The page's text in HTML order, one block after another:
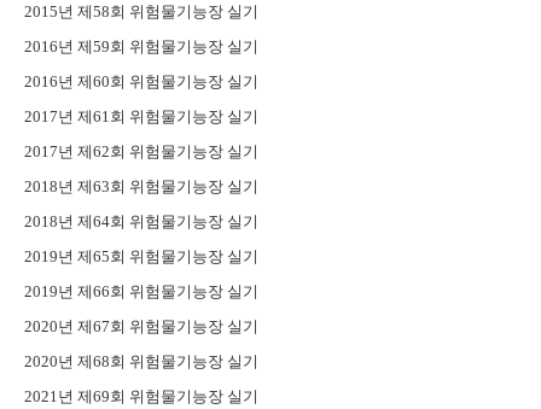
2015년 제58회 위험물기능장 실기
2016년 제59회 위험물기능장 실기
2016년 제60회 위험물기능장 실기
2017년 제61회 위험물기능장 실기
2017년 제62회 위험물기능장 실기
2018년 제63회 위험물기능장 실기
2018년 제64회 위험물기능장 실기
2019년 제65회 위험물기능장 실기
2019년 제66회 위험물기능장 실기
2020년 제67회 위험물기능장 실기
2020년 제68회 위험물기능장 실기
2021년 제69회 위험물기능장 실기